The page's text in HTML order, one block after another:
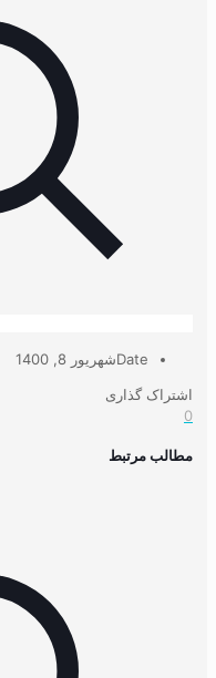
Dateشهریور 8, 1400
اشتراک گذاری
0
مطالب مرتبط